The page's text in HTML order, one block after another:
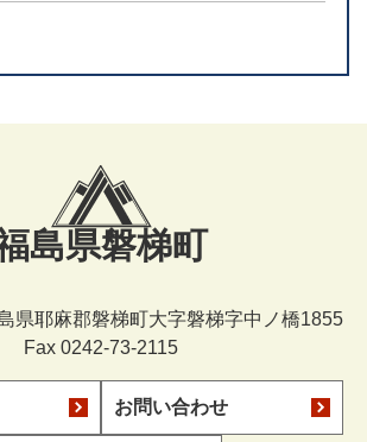
島県磐梯町
県耶麻郡磐梯町大字磐梯字中ノ橋1855
Fax 0242-73-2115
お問い合わせ